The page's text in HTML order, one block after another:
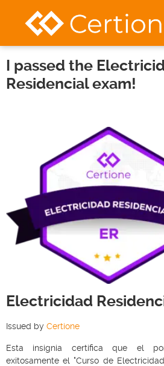
I passed the
Residencial exam!
Electricidad
Issued by Certione
Esta insignia certifica que el
exitosamente el "Curso de